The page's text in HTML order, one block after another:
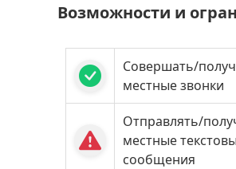
Возможности и
Совершать/
местные звонки
Отправлять/
местные
сообщения